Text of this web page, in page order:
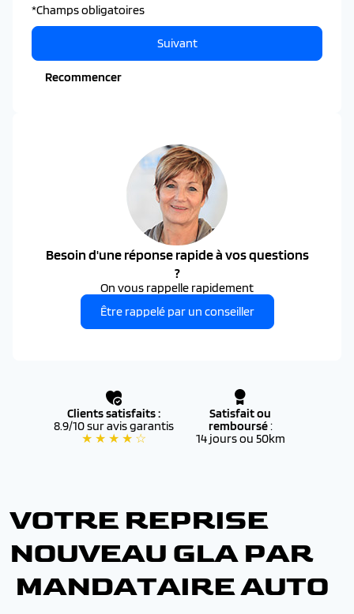
*Champs obligatoires
Recommencer
Suivant
Besoin d'une réponse rapide à vos questions
?
On vous rappelle rapidement
Être rappelé par un conseiller
Clients satisfaits :
8.9/10 sur avis garantis
★ ★ ★ ★ ☆
Satisfait ou
remboursé:
14 jours ou 50km
VOTRE REPRISE
NOUVEAU GLA PAR
MANDATAIRE AUTO